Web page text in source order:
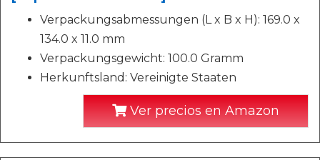
Verpackungsabmessungen (L x B x H): 169.0 x
134.0 x 11.0 mm
Verpackungsgewicht: 100.0 Gramm
Herkunftsland: Vereinigte Staaten
Ver precios en Amazon